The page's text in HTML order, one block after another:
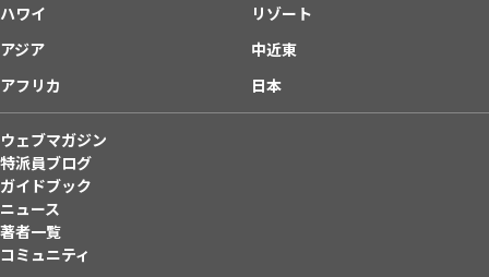
ハワイ
リゾート
アジア
中近東
アフリカ
日本
ウェブマガジン
特派員ブログ
ガイドブック
ニュース
著者一覧
コミュニティ